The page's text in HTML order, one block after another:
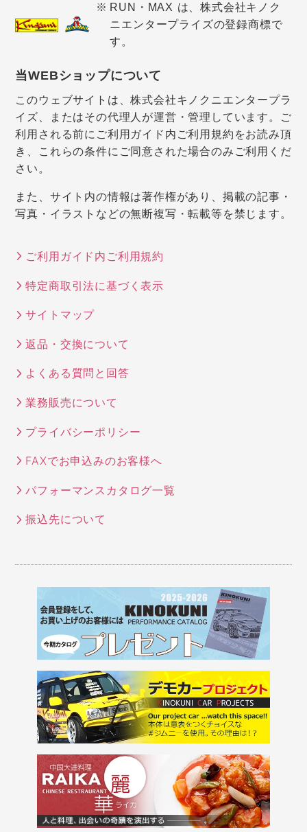
RUN・MAX は、株式会社キノク
ニエンタープライズの登録商標で
す。
当WEBショップについて
このウェブサイトは、株式会社キノクニエンタープラ
イズ、またはその代理人が運営・管理しています。ご
利用される前にご利用ガイド内ご利用規約をお読み頂
き、これらの条件にご同意された場合のみご利用くだ
さい。
また、サイト内の情報は著作権があり、掲載の記事・
写真・イラストなどの無断複写・転載等を禁じます。
ご利用ガイド内ご利用規約
特定商取引法に基づく表示
サイトマップ
返品・交換について
よくある質問と回答
業務販売について
プライバシーポリシー
FAXでお申込みのお客様へ
パフォーマンスカタログ一覧
振込先について